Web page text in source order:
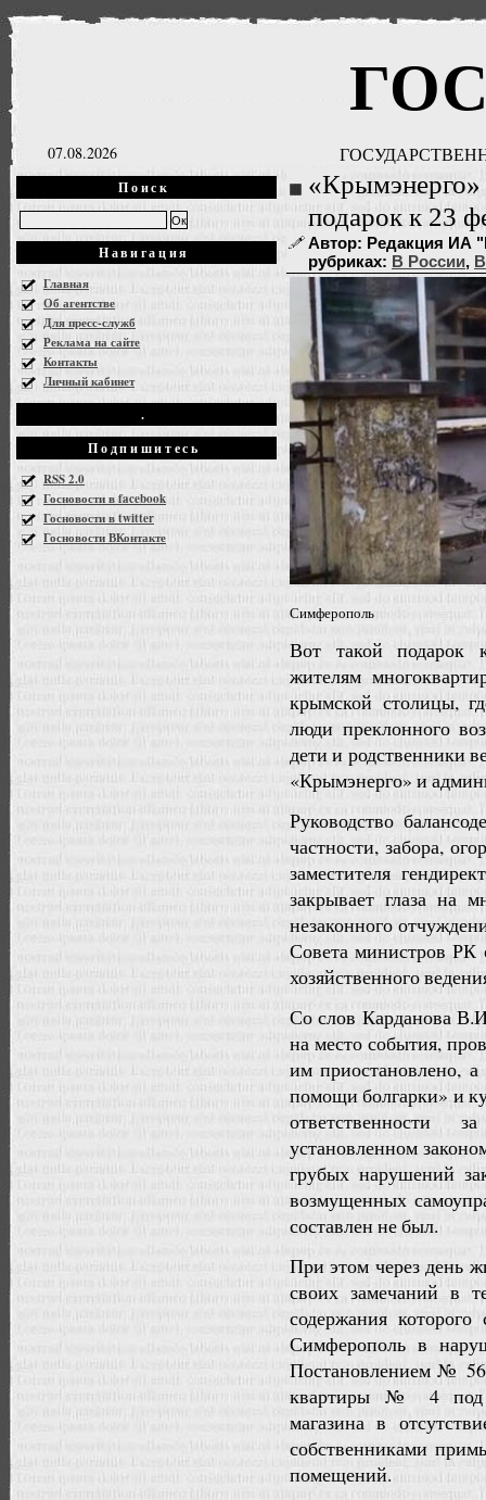
07.08.2026
Поиск
Навигация
Главная
Об агентстве
Для пресс-служб
Реклама на сайте
Контакты
Личный кабинет
.
Подпишитесь
RSS 2.0
Госновости в facebook
Госновости в twitter
Госновости ВКонтакте
«Крымэнерго»
подарок к 23
Автор: Редакция ИА
рубриках: В России,
Симферополь
Вот такой подарок
жителям
крымской столицы,
люди преклонного
дети и родственники
«Крымэнерго» и
Руководство
частности, забора,
заместителя
закрывает глаза на
незаконного
Совета министров РК
хозяйственного
Со слов Карданова
на место события,
им приостановлено,
помощи болгарки» и
ответственности
установленном
грубых нарушений
возмущенных
составлен не был.
При этом через день
своих замечаний в
содержания
Симферополь в
Постановлением №
квартиры № 4 под
магазина в
собственниками
помещений.